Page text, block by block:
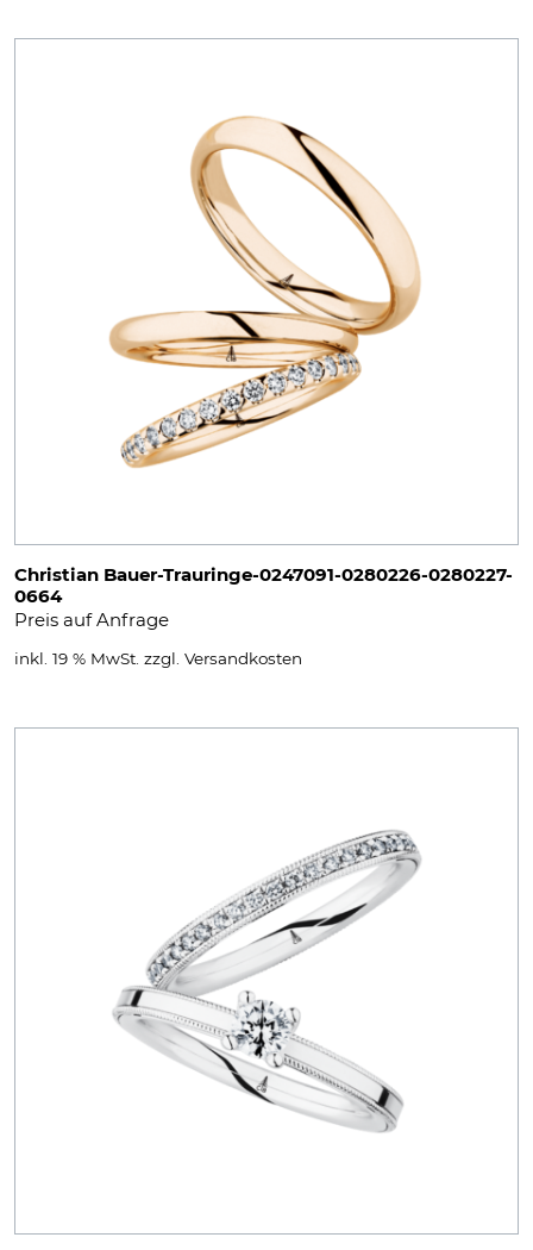
Christian Bauer-Trauringe-0247091-0280226-0280227-
0664
Preis auf Anfrage
inkl. 19 % MwSt. zzgl. Versandkosten